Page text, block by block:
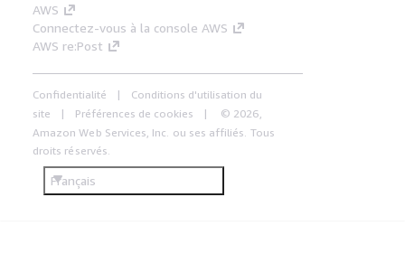
AWS
Connectez-vous à la console AWS
AWS re:Post
Confidentialité
Conditions d'utilisation du
site
Préférences de cookies
© 2026,
Amazon Web Services, Inc. ou ses affiliés. Tous
droits réservés.
Français